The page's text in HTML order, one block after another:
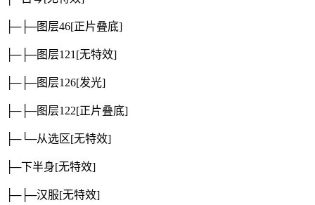
├─├─图层46[正片叠底]
├─├─图层121 [无特效]
├─├─图层126[发光]
├─├─图层122[正片叠底]
├─└─从选区[无特效]
├─下半身[无特效]
├─├─汉服[无特效]